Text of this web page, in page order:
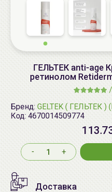
ГЕЛЬТЕК anti-age
ретинолом
/
Бренд: GELTEK ( ГЕЛЬТЕК )
Код: 4670014509774
- +
Доставка